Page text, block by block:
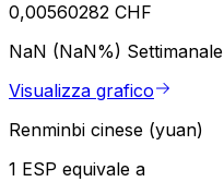
0,00560282 CHF
NaN (NaN%) Settimanale
Visualizza grafico
Renminbi cinese (yuan)
1 ESP equivale a